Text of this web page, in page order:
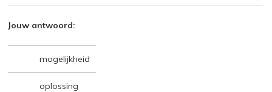
Jouw antwoord:
mogelijkheid
oplossing